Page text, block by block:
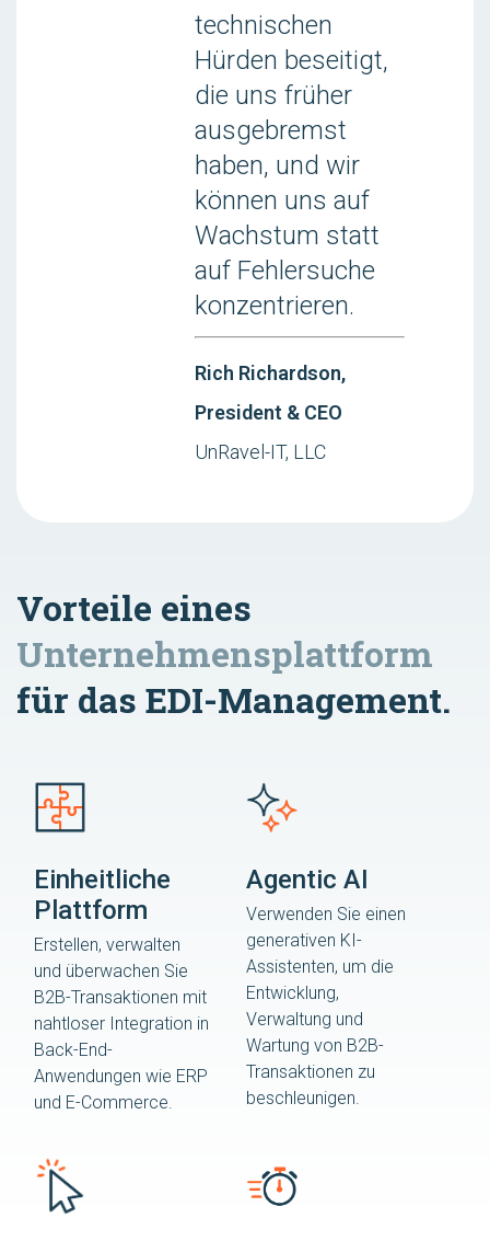
technischen
Hürden beseitigt,
die uns früher
ausgebremst
haben, und wir
können uns auf
Wachstum statt
auf Fehlersuche
konzentrieren.
Rich Richardson,
President & CEO
UnRavel-IT, LLC
Vorteile eines
Unternehmensplattform
für das EDI-Management.
Einheitliche
Plattform
Erstellen, verwalten
und überwachen Sie
B2B-Transaktionen mit
nahtloser Integration in
Back-End-
Anwendungen wie ERP
und E-Commerce.
Agentic AI
Verwenden Sie einen
generativen KI-
Assistenten, um die
Entwicklung,
Verwaltung und
Wartung von B2B-
Transaktionen zu
beschleunigen.